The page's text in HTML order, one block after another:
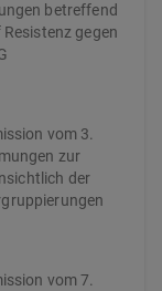
betreffend
gegen
vom 3.
zur
der
vom 7.